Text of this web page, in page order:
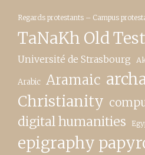
Regards protestants – Campus
TaNaKh Old
Université de Strasbourg
Arabic Aramaic
Christianity
digital humanities
epigraphy